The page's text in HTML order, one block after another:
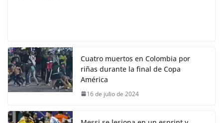
Cuatro muertos en Colombia por
riñas durante la final de Copa
América
16 de julio de 2024